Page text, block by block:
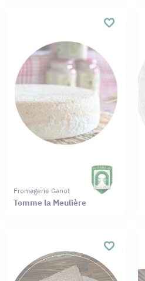
Fromagerie Ganot
Tomme la Meulière